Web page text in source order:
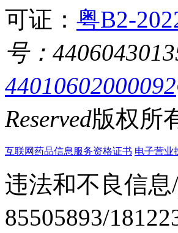
可证： 粤B2-
号：
44010602000092
Reserved版权所
互联网药品信息服务资格证书 电子营业
违法和不良信
85505893/